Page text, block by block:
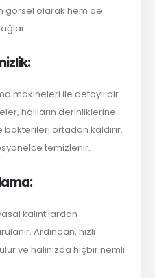
görsel olarak hem de
makineleri ile detaylı bir
halıların derinliklerine
ortadan kaldırır.
temizlenir.
kalıntılardan
Ardından, hızlı
ve halınızda hiçbir nemli